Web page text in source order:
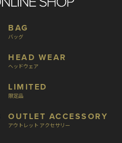
BAG
バッグ
HEAD WEAR
ヘッドウェア
LIMITED
限定品
OUTLET ACCESSORY
アウトレット アクセサリー